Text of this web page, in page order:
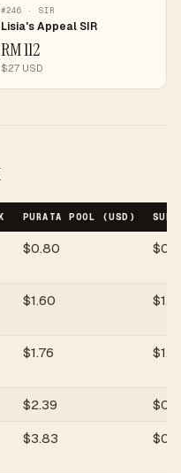
#246 · SIR
Lisia's Appeal SIR
RM112
$27 USD
PURATA POOL (USD)
$0.80 $
$1.60 $
$1.76 $
$2.39 $
$3.83 $